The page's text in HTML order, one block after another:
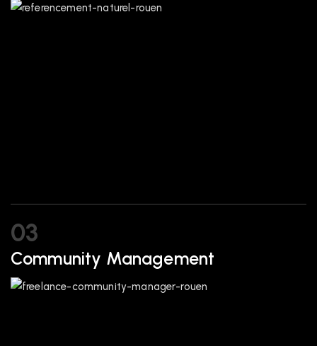
Community Management
03